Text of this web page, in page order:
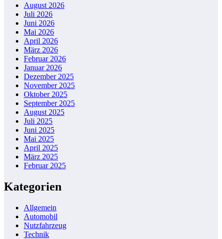
August 2026
Juli 2026
Juni 2026
Mai 2026
April 2026
März 2026
Februar 2026
Januar 2026
Dezember 2025
November 2025
Oktober 2025
September 2025
August 2025
Juli 2025
Juni 2025
Mai 2025
April 2025
März 2025
Februar 2025
Kategorien
Allgemein
Automobil
Nutzfahrzeug
Technik